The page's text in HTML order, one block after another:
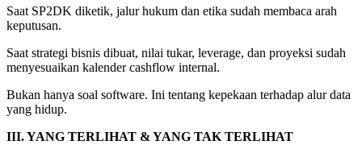
Saat SP2DK diketik, jalur hukum dan etika sudah membaca arah
keputusan.
Saat strategi bisnis dibuat, nilai tukar, leverage, dan proyeksi sudah
menyesuaikan kalender cashflow internal.
Bukan hanya soal software. Ini tentang kepekaan terhadap alur data
yang hidup.
III. YANG TERLIHAT & YANG TAK TERLIHAT